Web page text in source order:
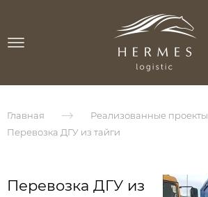
Главная
Реализованные проекты
Перевозка ДГУ из тайги
Перевозка ДГУ из